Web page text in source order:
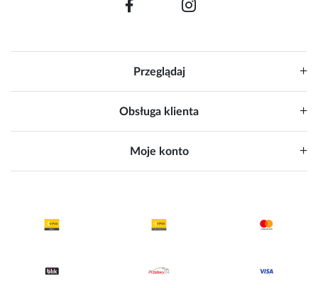
Przeglądaj
Obsługa klienta
Moje konto